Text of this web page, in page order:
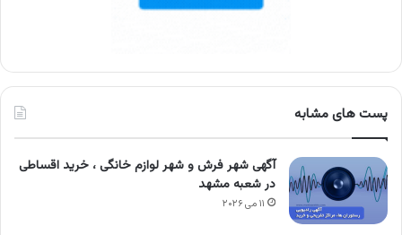
پست های مشابه
آگهی شهر فرش و شهر لوازم خانگی ، خرید اقساطی
در شعبه مشهد
۱۱ می ۲۰۲۶